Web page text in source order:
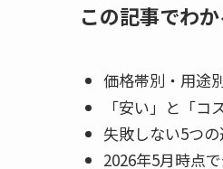
この記事でわ
価格帯別・用途
「安い」と「コ
失敗しない5つ
2026年5月時点